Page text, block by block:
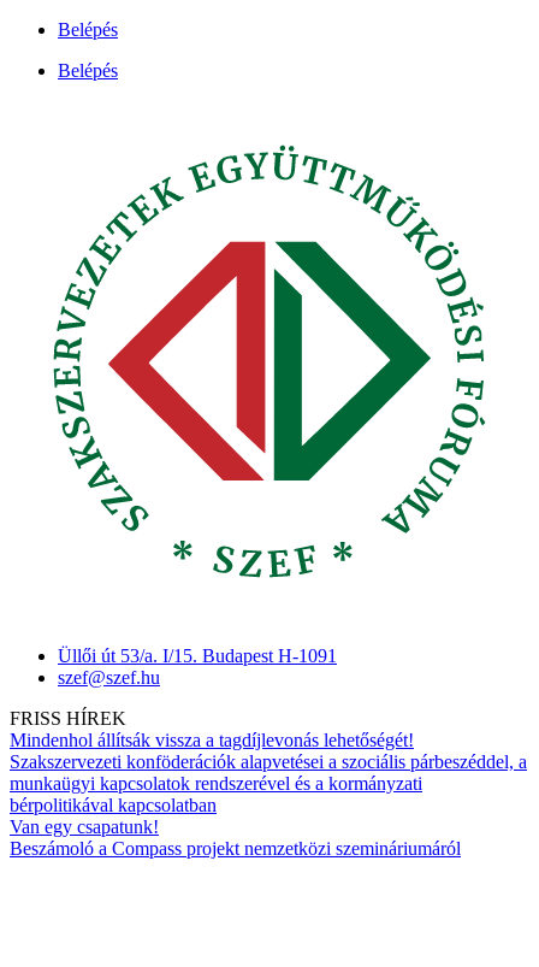
Ugrás
tartalomhoz
Belépés
Belépés
Üllői út 53/a. I/15. Budapest H-1091
szef@szef.hu
FRISS HÍREK
Mindenhol állítsák vissza a tagdíjlevonás lehetőségét!
Szakszervezeti konföderációk alapvetései a szociális párbeszéddel, a
munkaügyi kapcsolatok rendszerével és a kormányzati
bérpolitikával kapcsolatban
Van egy csapatunk!
Beszámoló a Compass projekt nemzetközi szemináriumáról